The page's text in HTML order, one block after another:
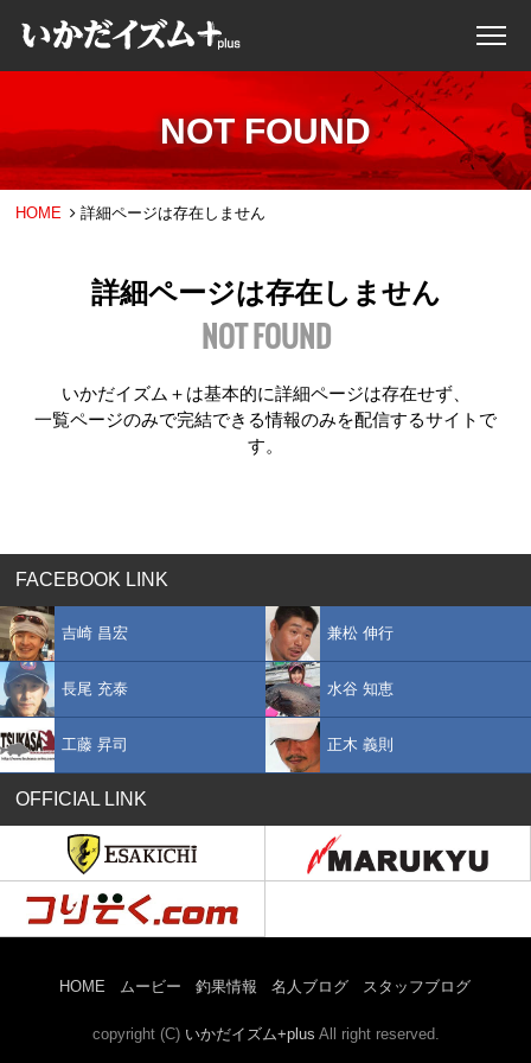
NOT FOUND
HOME 詳細ページは存在しません
詳細ページは存在しません
NOT FOUND
いかだイズム＋は基本的に詳細ページは存在せず、
一覧ページのみで完結できる情報のみを配信するサイトで
す。
FACEBOOK LINK
吉崎 昌宏 兼松 伸行
長尾 充泰 水谷 知恵
工藤 昇司 正木 義則
OFFICIAL LINK
HOME ムービー 釣果情報 名人ブログ スタッフブログ
copyright (C) いかだイズム+plus All right reserved.